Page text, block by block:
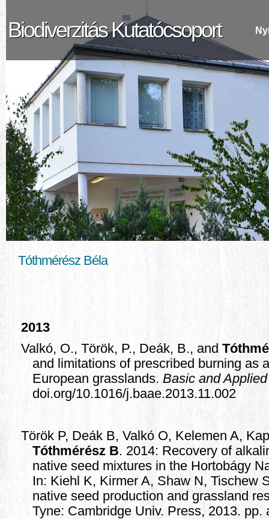
Biodiverzitás Kutatócsoport
Tóthmérész Béla
2013
Valkó, O., Török, P., Deák, B., and
and limitations of prescribed burning as
European grasslands. Basic and
doi.org/10.1016/j.baae.2013.11.002
Török P, Deák B, Valkó O, Kelemen A,
Tóthmérész B. 2014: Recovery of
native seed mixtures in the Hortobágy
In: Kiehl K, Kirmer A, Shaw N, Tischew
native seed production and grassland
Tyne: Cambridge Univ. Press, 2013. pp.